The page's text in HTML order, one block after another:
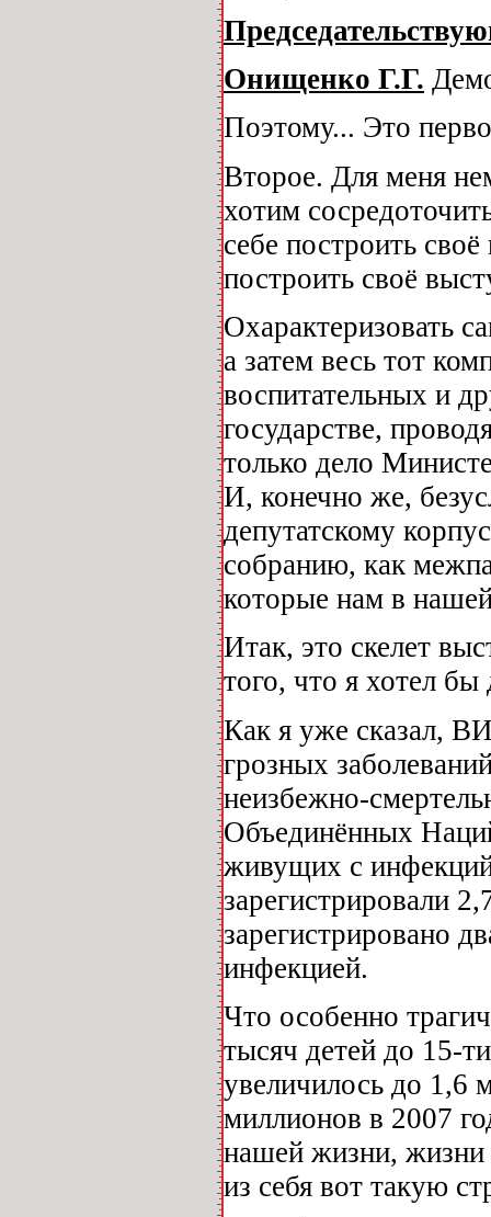
Онищенко Г.Г.
Поэтому... Это
Второе. Для меня
хотим
себе построить
построить своё
Охарактеризовать
а затем весь тот
воспитательных и
государстве,
только дело
И, конечно же,
депутатскому
собранию, как
которые нам в
Итак, это скелет
того, что я хотел
Как я уже сказал,
грозных
неизбежно-
Объединённых
живущих с
зарегистрировали
зарегистрировано
инфекцией.
Что особенно
тысяч детей до 15-
увеличилось до 1,6
миллионов в 2007
нашей жизни, жизни
из себя вот такую